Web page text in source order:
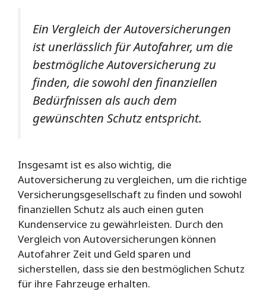
Ein Vergleich der Autoversicherungen
ist unerlässlich für Autofahrer, um die
bestmögliche Autoversicherung zu
finden, die sowohl den finanziellen
Bedürfnissen als auch dem
gewünschten Schutz entspricht.
Insgesamt ist es also wichtig, die
Autoversicherung zu vergleichen, um die richtige
Versicherungsgesellschaft zu finden und sowohl
finanziellen Schutz als auch einen guten
Kundenservice zu gewährleisten. Durch den
Vergleich von Autoversicherungen können
Autofahrer Zeit und Geld sparen und
sicherstellen, dass sie den bestmöglichen Schutz
für ihre Fahrzeuge erhalten.